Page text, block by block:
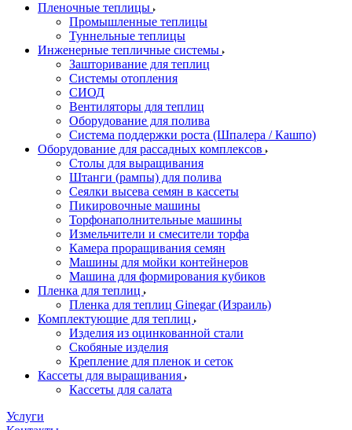
Пленочные теплицы
Промышленные теплицы
Туннельные теплицы
Инженерные тепличные системы
Зашторивание для теплиц
Системы отопления
СИОД
Вентиляторы для теплиц
Оборудование для полива
Система поддержки роста (Шпалера / Кашпо)
Оборудование для рассадных комплексов
Столы для выращивания
Штанги (рампы) для полива
Сеялки высева семян в кассеты
Пикировочные машины
Торфонаполнительные машины
Измельчители и смесители торфа
Камера проращивания семян
Машины для мойки контейнеров
Машина для формирования кубиков
Пленка для теплиц
Пленка для теплиц Ginegar (Израиль)
Комплектующие для теплиц
Изделия из оцинкованной стали
Скобяные изделия
Крепление для пленок и сеток
Кассеты для выращивания
Кассеты для салата
Услуги